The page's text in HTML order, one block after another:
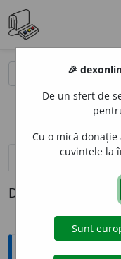
definiții (1)
Definiția cu ID-ul
Explicative
🎉
De un sfert de
Cu o mică
cuvintele la